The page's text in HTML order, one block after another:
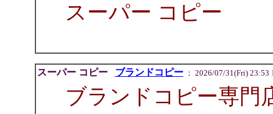
スーパー コピー
スーパー コピー ブランドコピー： 2026/07/31(Fri) 23:53
ブランドコピー専門